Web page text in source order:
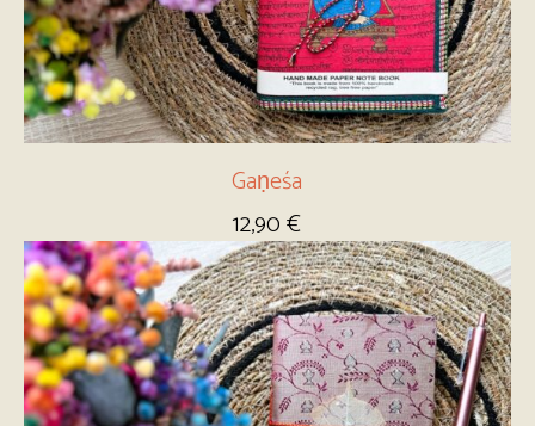
Gaṇeśa
12,90€